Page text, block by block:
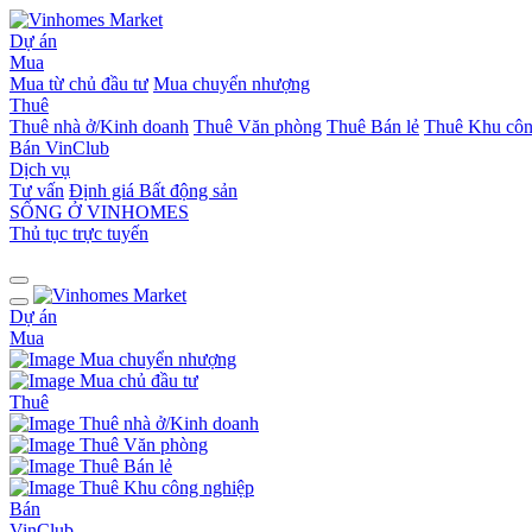
Dự án
Mua
Mua từ chủ đầu tư Mua chuyển nhượng
Thuê
Thuê nhà ở/Kinh doanh Thuê Văn phòng Thuê Bán lẻ Thuê Khu
Bán VinClub
Dịch vụ
Tư vấn Định giá Bất động sản
SỐNG Ở VINHOMES
Thủ tục trực tuyến
Dự án
Mua
Mua chuyển nhượng
Mua chủ đầu tư
Thuê
Thuê nhà ở/Kinh doanh
Thuê Văn phòng
Thuê Bán lẻ
Thuê Khu công nghiệp
Bán